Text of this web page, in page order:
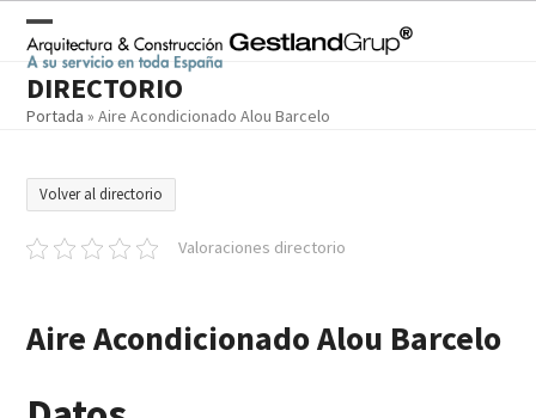
contentOpen
mobile
menu
Close
mobile
menu
DIRECTORIO
Portada »Aire Acondicionado Alou Barcelo
Volver al directorio
Valoraciones directorio
Aire Acondicionado Alou Barcelo